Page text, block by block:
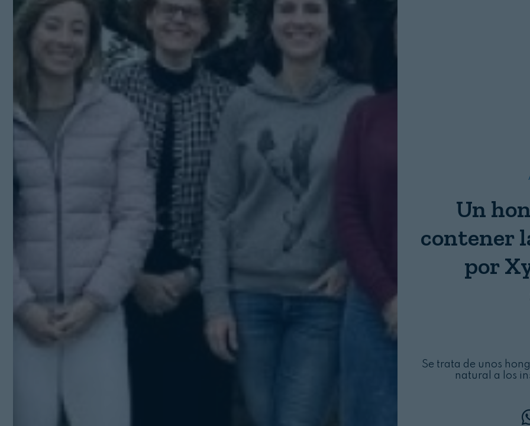
Un
contener
por
Se trata de unos
natural a los
Nombre:
Password: